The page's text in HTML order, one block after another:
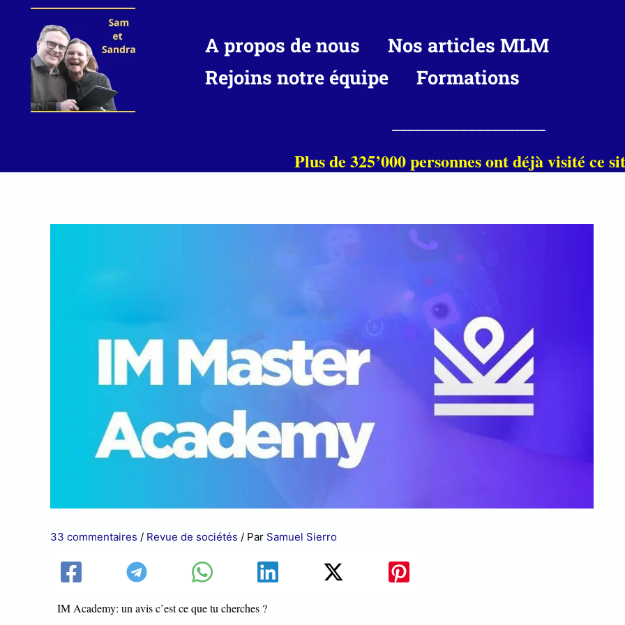
contenu
A propos de nous
Nos articles MLM
Rejoins notre équipe
Formations
Plus de 325’000 personnes ont déjà visité ce
33 commentaires / Revue de sociétés / Par Samuel Sierro
IM Academy: un avis c’est ce que tu cherches ?